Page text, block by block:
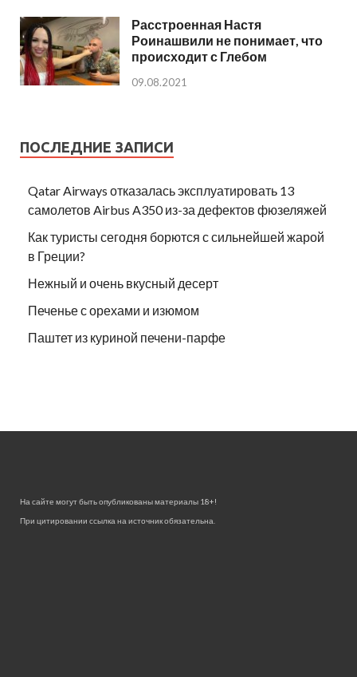
Расстроенная Настя
Роинашвили не понимает, что
происходит с Глебом
09.08.2021
ПОСЛЕДНИЕ ЗАПИСИ
Qatar Airways отказалась эксплуатировать 13
самолетов Airbus A350 из-за дефектов фюзеляжей
Как туристы сегодня борются с сильнейшей жарой
в Греции?
Нежный и очень вкусный десерт
Печенье с орехами и изюмом
Паштет из куриной печени-парфе
На сайте могут быть опубликованы материалы 18+!
При цитировании ссылка на источник обязательна.